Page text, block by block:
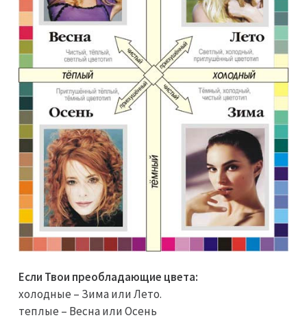
Если Твои преобладающие цвета:
холодные – Зима или Лето.
теплые – Весна или Осень